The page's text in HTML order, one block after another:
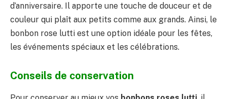
d’anniversaire. Il apporte une touche de douceur et de
couleur qui plaît aux petits comme aux grands. Ainsi, le
bonbon rose lutti est une option idéale pour les fêtes,
les événements spéciaux et les célébrations.
Conseils de conservation